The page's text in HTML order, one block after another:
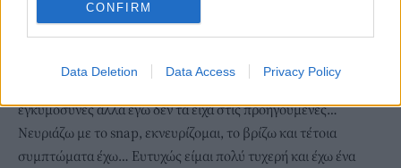
CONFIRM
Data Deletion Data Access Privacy Policy
Το πρώτο τρίμηνο αυτής της τρίτης εγκυμοσύνης μου, δεν ήταν
και τόσο βαρετό όπως τα άλλα πρώτα τρίμηνα. Γενικά έχω
εγκυμοσύνες αλλά εγώ δεν τα είχα στις προηγούμενες…
Νευριάζω με το snap, εκνευρίζομαι, το βρίζω και τέτοια
συμπτώματα έχω… Ευτυχώς είμαι πολύ τυχερή και έχω ένα